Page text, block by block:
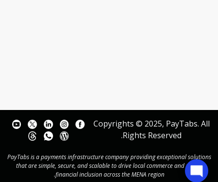
Copyrights © 2025, PayTabs. All
Rights Reserved.
PayTabs is a payments infrastructure company providing exceptional solutions
that are simple, secure, and scalable to drive local commerce and power
financial inclusion across the MENA region.